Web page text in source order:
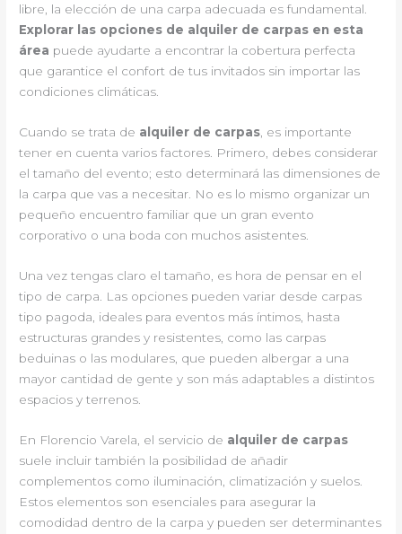
libre, la elección de una carpa adecuada es fundamental.
Explorar las opciones de alquiler de carpas en esta
área puede ayudarte a encontrar la cobertura perfecta
que garantice el confort de tus invitados sin importar las
condiciones climáticas.
Cuando se trata de alquiler de carpas , es importante
tener en cuenta varios factores. Primero, debes considerar
el tamaño del evento; esto determinará las dimensiones de
la carpa que vas a necesitar. No es lo mismo organizar un
pequeño encuentro familiar que un gran evento
corporativo o una boda con muchos asistentes.
Una vez tengas claro el tamaño, es hora de pensar en el
tipo de carpa. Las opciones pueden variar desde carpas
tipo pagoda, ideales para eventos más íntimos, hasta
estructuras grandes y resistentes, como las carpas
beduinas o las modulares, que pueden albergar a una
mayor cantidad de gente y son más adaptables a distintos
espacios y terrenos.
En Florencio Varela, el servicio de alquiler de carpas
suele incluir también la posibilidad de añadir
complementos como iluminación, climatización y suelos.
Estos elementos son esenciales para asegurar la
comodidad dentro de la carpa y pueden ser determinantes